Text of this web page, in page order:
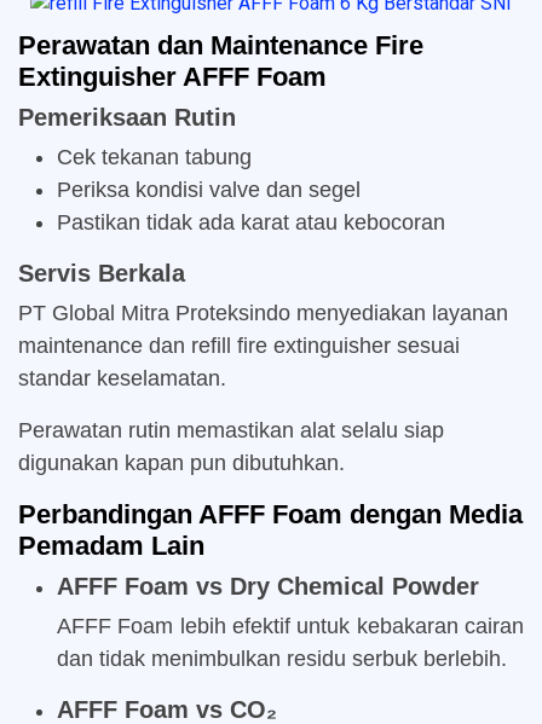
Perawatan dan Maintenance Fire
Extinguisher AFFF Foam
Pemeriksaan Rutin
Cek tekanan tabung
Periksa kondisi valve dan segel
Pastikan tidak ada karat atau kebocoran
Servis Berkala
PT Global Mitra Proteksindo menyediakan layanan
maintenance dan refill fire extinguisher sesuai
standar keselamatan.
Perawatan rutin memastikan alat selalu siap
digunakan kapan pun dibutuhkan.
Perbandingan AFFF Foam dengan Media
Pemadam Lain
AFFF Foam vs Dry Chemical Powder
AFFF Foam lebih efektif untuk kebakaran cairan
dan tidak menimbulkan residu serbuk berlebih.
AFFF Foam vs CO₂